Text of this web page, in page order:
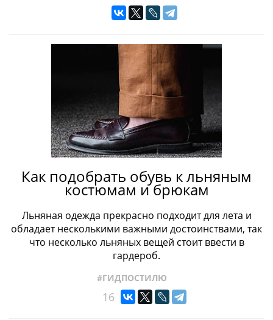
Как подобрать обувь к льняным
костюмам и брюкам
Льняная одежда прекрасно подходит для лета и
обладает несколькими важными достоинствами, так
что несколько льняных вещей стоит ввести в
гардероб.
#ГИДПОСТИЛЮ
16